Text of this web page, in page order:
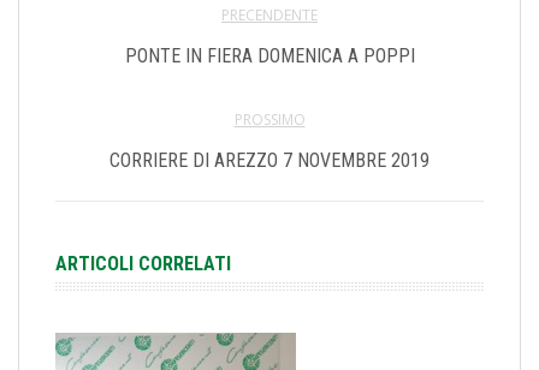
PRECENDENTE
PONTE IN FIERA DOMENICA A POPPI
PROSSIMO
CORRIERE DI AREZZO 7 NOVEMBRE 2019
ARTICOLI CORRELATI